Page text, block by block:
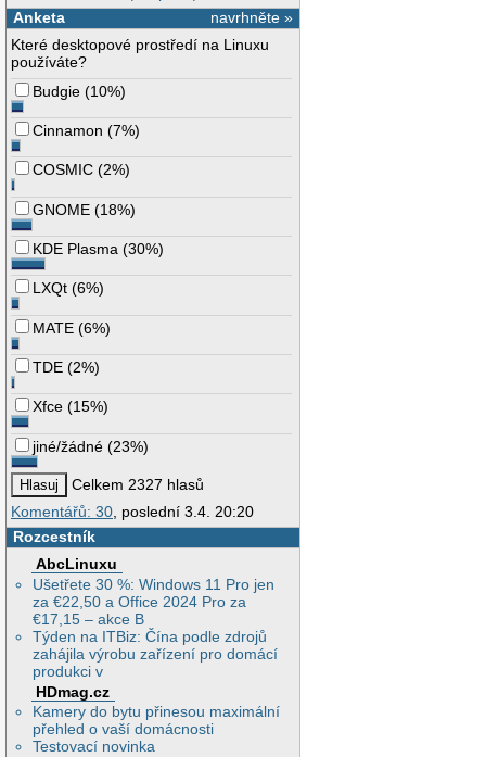
navrhněte »
Anketa
Které desktopové prostředí na Linuxu
používáte?
Budgie (10%)
Cinnamon (7%)
COSMIC (2%)
GNOME (18%)
KDE Plasma (30%)
LXQt (6%)
MATE (6%)
TDE (2%)
Xfce (15%)
jiné/žádné (23%)
Celkem 2327 hlasů
Komentářů: 30, poslední 3.4. 20:20
Rozcestník
AbcLinuxu
Ušetřete 30 %: Windows 11 Pro jen
za €22,50 a Office 2024 Pro za
€17,15 – akce B
Týden na ITBiz: Čína podle zdrojů
zahájila výrobu zařízení pro domácí
produkci v
HDmag.cz
Kamery do bytu přinesou maximální
přehled o vaší domácnosti
Testovací novinka